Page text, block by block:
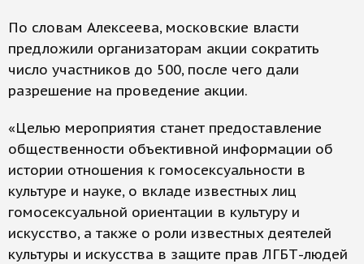
По словам Алексеева, московские власти
предложили организаторам акции сократить
число участников до 500, после чего дали
разрешение на проведение акции.
«Целью мероприятия станет предоставление
общественности объективной информации об
истории отношения к гомосексуальности в
культуре и науке, о вкладе известных лиц
гомосексуальной ориентации в культуру и
искусство, а также о роли известных деятелей
культуры и искусства в защите прав ЛГБТ-людей